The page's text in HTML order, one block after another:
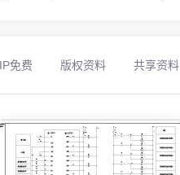
免费 版权资料 共享资料